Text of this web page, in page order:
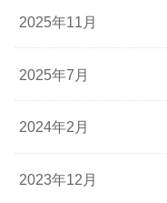
2025年11月
2025年7月
2024年2月
2023年12月